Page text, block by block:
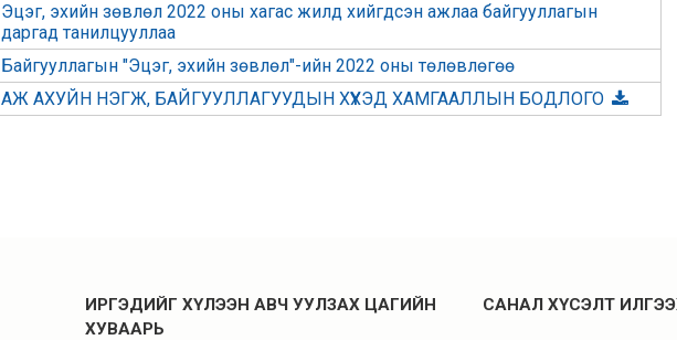
Эцэг, эхийн зөвлөл 2022 оны хагас жилд хийгдсэн ажлаа байгууллагын
даргад танилцууллаа
Байгууллагын "Эцэг, эхийн зөвлөл"-ийн 2022 оны төлөвлөгөө
АЖ АХУЙН НЭГЖ, БАЙГУУЛЛАГУУДЫН ХҮҮХЭД ХАМГААЛЛЫН БОДЛОГО
ИРГЭДИЙГ ХҮЛЭЭН АВЧ УУЛЗАХ ЦАГИЙН
ХУВААРЬ
САНАЛ ХҮСЭЛТ